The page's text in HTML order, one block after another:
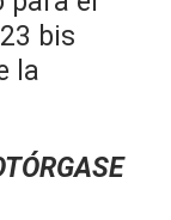
bis
la